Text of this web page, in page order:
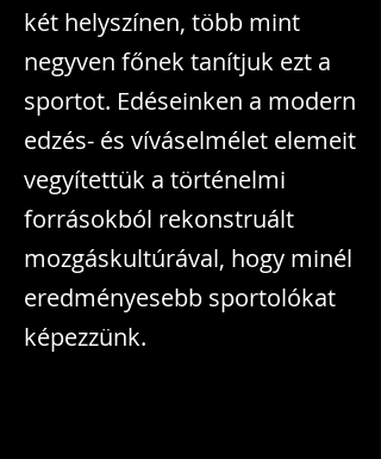
két helyszínen, több mint
negyven főnek tanítjuk ezt a
sportot. Edéseinken a modern
edzés- és víváselmélet elemeit
vegyítettük a történelmi
forrásokból rekonstruált
mozgáskultúrával, hogy minél
eredményesebb sportolókat
képezzünk.